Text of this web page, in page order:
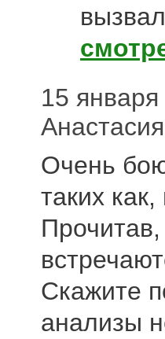
15 января
Очень
таких
Скажите
анализы